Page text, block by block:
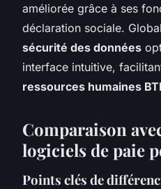
améliorée grâce à ses
déclaration sociale.
sécurité des données
interface intuitive,
ressources humaines
Comparaison
logiciels de paie
Points clés de